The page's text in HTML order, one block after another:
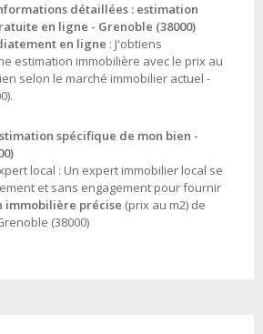
détaillées : estimation
en ligne - Grenoble (38000)
en ligne : J'obtiens
estimation immobilière avec le prix au
selon le marché immobilier actuel -
spécifique de mon bien -
local : Un expert immobilier local se
et sans engagement pour fournir
immobilière précise (prix au m2) de
(38000)